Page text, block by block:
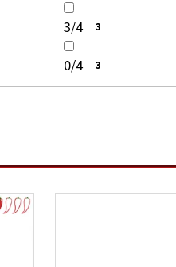
3/4 3
0/4 3